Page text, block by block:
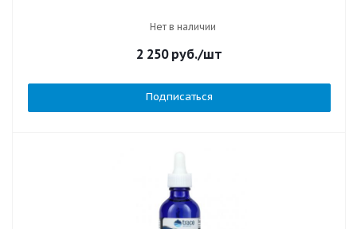
Нет в наличии
2 250руб./шт
Подписаться